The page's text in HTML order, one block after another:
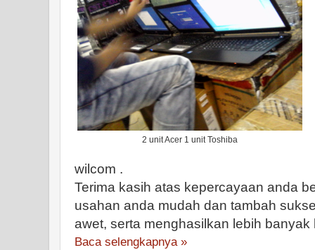
2 unit Acer 1 unit Toshiba
wilcom .
Terima kasih atas kepercayaan anda
usahan anda mudah dan tambah
awet, serta menghasilkan lebih banyak
Baca selengkapnya »